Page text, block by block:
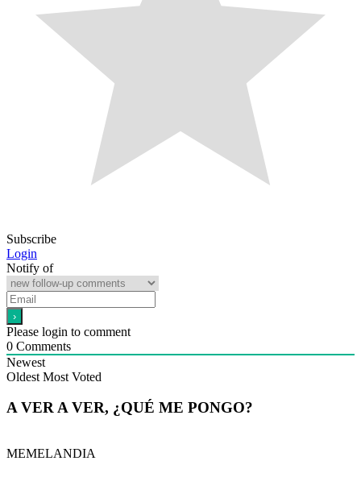
Subscribe
Login
Notify of
Please login to comment
0 Comments
Newest
Oldest Most Voted
A VER A VER, ¿QUÉ ME PONGO?
MEMELANDIA